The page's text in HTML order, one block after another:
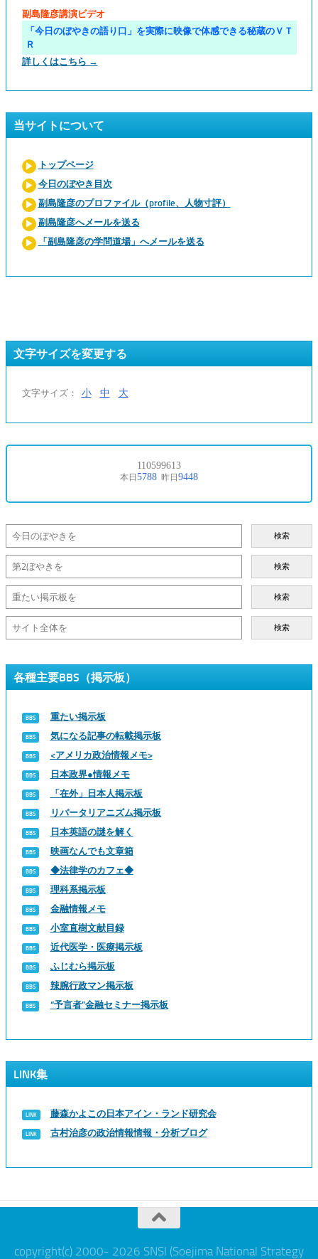
副島隆彦講演ビデオ
「今日のぼやきの語り口」を実際に映像で体感できる秘蔵のＶＴ
Ｒ
詳しくはこちら →
当サイトについて
トップページ
今日のぼやき目次
副島隆彦のプロファイル（profile、人物寸評）
副島隆彦へメールを送る
「副島隆彦の学問道場」へメールを送る
文字サイズを変更する
文字サイズ： 小 中 大
検索
検索
検索
検索
各種主要BBS（掲示板）
重たい掲示板
気になる記事の転載掲示板
<アメリカ政治情報メモ>
日本政界●情報メモ
「在外」日本人掲示板
リバータリアニズム掲示板
日本英語の謎を解く
映画なんでも文章箱
◆法律学のカフェ◆
理科系掲示板
金融情報メモ
小室直樹文献目録
近代医学・医療掲示板
ふじむら掲示板
辣腕行政マン掲示板
“予言者”金融セミナー掲示板
LINK集
藤森かよこの日本アイン・ランド研究会
古村治彦の政治情報情報・分析ブログ
copyright(c) 2000- 2026 SNSI (Soejima National Strategy